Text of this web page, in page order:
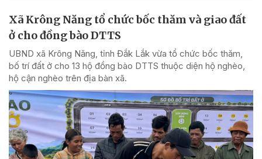
Xã Krông Năng tổ chức bốc thăm và giao đất
ở cho đồng bào DTTS
UBND xã Krông Năng, tỉnh Đắk Lắk vừa tổ chức bốc thăm,
bố trí đất ở cho 13 hộ đồng bào DTTS thuộc diện hộ nghèo,
hộ cận nghèo trên địa bàn xã.